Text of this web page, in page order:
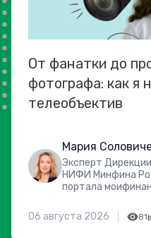
От фанатки до
фотографа: как я
телеобъектив
Мария
Эксперт
НИФИ Минфина
портала
06 августа 2026 81